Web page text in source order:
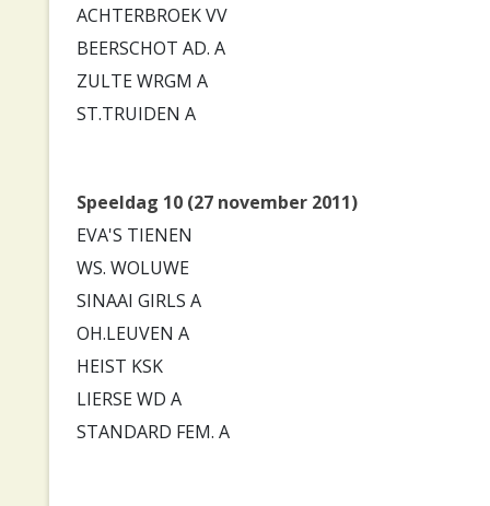
ACHTERBROEK VV
BEERSCHOT AD. A
ZULTE WRGM A
ST.TRUIDEN A
Speeldag 10 (27 november 2011)
EVA'S TIENEN
WS. WOLUWE
SINAAI GIRLS A
OH.LEUVEN A
HEIST KSK
LIERSE WD A
STANDARD FEM. A